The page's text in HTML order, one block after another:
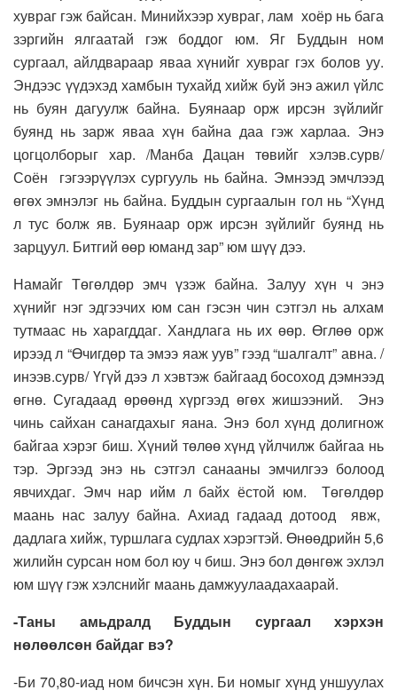
хувраг гэж байсан. Минийхээр хувраг, лам хоёр нь бага
зэргийн ялгаатай гэж боддог юм. Яг Буддын ном
сургаал, айлдвараар яваа хүнийг хувраг гэх болов уу.
Эндээс үүдэхэд хамбын тухайд хийж буй энэ ажил үйлс
нь буян дагуулж байна. Буянаар орж ирсэн зүйлийг
буянд нь зарж яваа хүн байна даа гэж харлаа. Энэ
цогцолборыг хар. /Манба Дацан төвийг хэлэв.сурв/
Соён гэгээрүүлэх сургууль нь байна. Эмнээд эмчлээд
өгөх эмнэлэг нь байна. Буддын сургаалын гол нь “Хүнд
л тус болж яв. Буянаар орж ирсэн зүйлийг буянд нь
зарцуул. Битгий өөр юманд зар” юм шүү дээ.
Намайг Төгөлдөр эмч үзэж байна. Залуу хүн ч энэ
хүнийг нэг эдгээчих юм сан гэсэн чин сэтгэл нь алхам
тутмаас нь харагддаг. Хандлага нь их өөр. Өглөө орж
ирээд л “Өчигдөр та эмээ яаж уув” гээд “шалгалт” авна. /
инээв.сурв/ Үгүй дээ л хэвтэж байгаад босоход дэмнээд
өгнө. Сугадаад өрөөнд хүргээд өгөх жишээний. Энэ
чинь сайхан санагдахыг яана. Энэ бол хүнд долигнож
байгаа хэрэг биш. Хүний төлөө хүнд үйлчилж байгаа нь
тэр. Эргээд энэ нь сэтгэл санааны эмчилгээ болоод
явчихдаг. Эмч нар ийм л байх ёстой юм. Төгөлдөр
маань нас залуу байна. Ахиад гадаад дотоод явж,
дадлага хийж, туршлага судлах хэрэгтэй. Өнөөдрийн 5,6
жилийн сурсан ном бол юу ч биш. Энэ бол дөнгөж эхлэл
юм шүү гэж хэлснийг маань дамжуулаадахаарай.
-Таны амьдралд Буддын сургаал хэрхэн
нөлөөлсөн байдаг вэ?
-Би 70,80-иад ном бичсэн хүн. Би номыг хүнд уншуулах